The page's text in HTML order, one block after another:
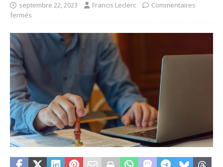
septembre 22, 2023 Francis Leclerc
Commentaires
fermés